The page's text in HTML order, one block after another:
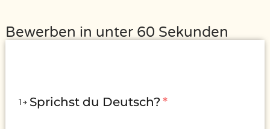
Bewerben in unter 60 Sekunden
1 Sprichst du Deutsch? *